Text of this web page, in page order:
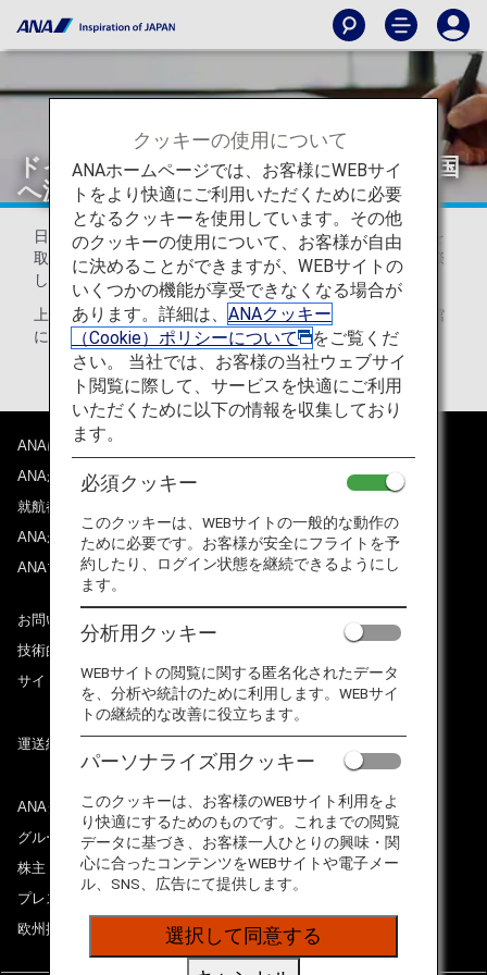
ドイツを経由してシェンゲン協定加盟国
へ渡航する際の査証について
日本国籍旅客が、ドイツを除くシェンゲン域内の滞在査証を
取得する目的で渡航する場合、経由地ドイツの入国審査に際
しシェンゲン査証が必要となりますのでご留意ください。
上記条件に該当される場合は、最寄のドイツ大使館・領事館
にお問い合わせください。
ANAについて
ANAからのお知らせ
就航都市
ANAがお約束する体験
ANAマイレージクラブ
お問い合わせ
技術的なお問い合わせ（推奨環境）
サイトマップ
運送約款
ANAグループについて
グループ企業一覧
株主・投資家情報
プレスリリース
欧州採用情報
クッキーの使用について
ANAホームページでは、お客様にWEBサイ
トをより快適にご利用いただくために必要
となるクッキーを使用しています。その他
のクッキーの使用について、お客様が自由
に決めることができますが、WEBサイトの
いくつかの機能が享受できなくなる場合が
あります。詳細は、 ANAクッキー
（Cookie）ポリシーについて
をご覧くだ
さい。 当社では、お客様の当社ウェブサイ
ト閲覧に際して、サービスを快適にご利用
いただくために以下の情報を収集しており
ます。
必須クッキー
このクッキーは、WEBサイトの一般的な動作の
ために必要です。お客様が安全にフライトを予
約したり、ログイン状態を継続できるようにし
ます。
分析用クッキー
WEBサイトの閲覧に関する匿名化されたデータ
を、分析や統計のために利用します。WEBサイ
トの継続的な改善に役立ちます。
パーソナライズ用クッキー
このクッキーは、お客様のWEBサイト利用をよ
り快適にするためのものです。これまでの閲覧
データに基づき、お客様一人ひとりの興味・関
心に合ったコンテンツをWEBサイトや電子メー
ル、SNS、広告にて提供します。
選択して同意する